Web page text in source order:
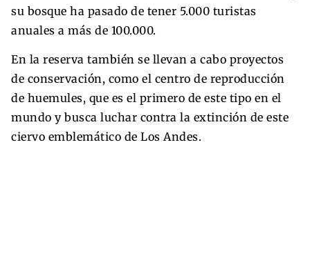
su bosque ha pasado de tener 5.000 turistas
anuales a más de 100.000.
En la reserva también se llevan a cabo proyectos
de conservación, como el centro de reproducción
de huemules, que es el primero de este tipo en el
mundo y busca luchar contra la extinción de este
ciervo emblemático de Los Andes.